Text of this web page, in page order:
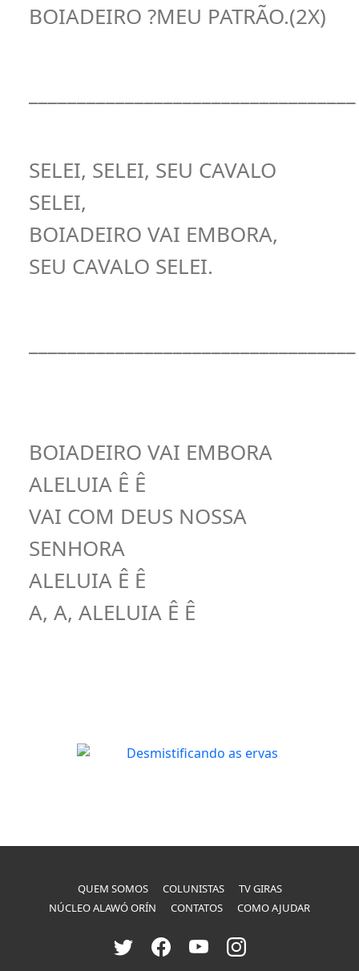
BOIADEIRO ?MEU PATRÃO.(2X)
SELEI, SELEI, SEU CAVALO
SELEI,
BOIADEIRO VAI EMBORA,
SEU CAVALO SELEI.
BOIADEIRO VAI EMBORA
ALELUIA Ê Ê
VAI COM DEUS NOSSA
SENHORA
ALELUIA Ê Ê
A, A, ALELUIA Ê Ê
QUEM SOMOS COLUNISTAS
TV GIRAS
NÚCLEO ALAWÓ ORÍN
CONTATOS COMO AJUDAR